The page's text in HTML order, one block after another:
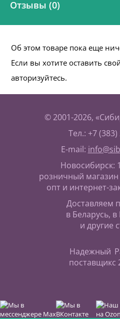
Отзывы (0)
Об этом товаре пока еще
Если вы хотите оставить
авторизуйтесь.
© 2001-2026,
Тел.: +7
E-mail:
Новосибирск:
розничный
опт и интернет-
Доставляем
в Беларусь, в
и другие
Надежный
поставщикс